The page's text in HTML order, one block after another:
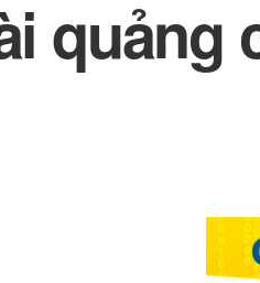
quảng